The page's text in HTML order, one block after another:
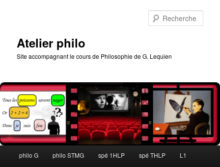
Atelier philo
Site accompagnant le cours de Philosophie de G. Lequien
principal
philo G philo STMG spé 1HLP spé THLP L1